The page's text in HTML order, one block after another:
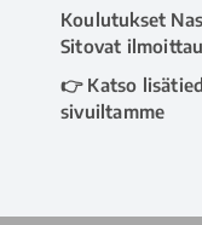
Koulutukset
Sitovat
👉 Katso
sivuiltamme